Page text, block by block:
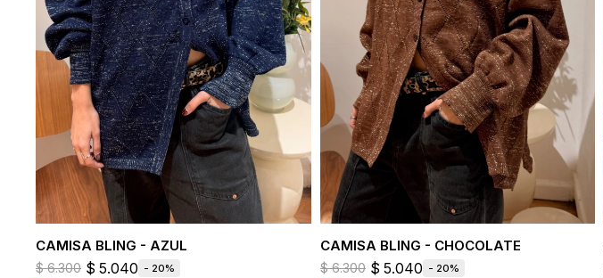
CAMISA BLING - AZUL
$ 6.300 $ 5.040 20
CAMISA BLING - CHOCOLATE
$ 6.300 $ 5.040 20